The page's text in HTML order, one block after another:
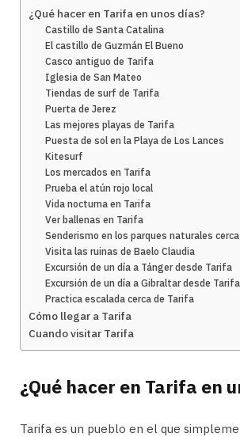
¿Qué hacer en Tarifa en unos días?
Castillo de Santa Catalina
El castillo de Guzmán El Bueno
Casco antiguo de Tarifa
Iglesia de San Mateo
Tiendas de surf de Tarifa
Puerta de Jerez
Las mejores playas de Tarifa
Puesta de sol en la Playa de Los Lances
Kitesurf
Los mercados en Tarifa
Prueba el atún rojo local
Vida nocturna en Tarifa
Ver ballenas en Tarifa
Senderismo en los parques naturales
Visita las ruinas de Baelo Claudia
Excursión de un día a Tánger desde Tarifa
Excursión de un día a Gibraltar desde Tarifa
Practica escalada cerca de Tarifa
Cómo llegar a Tarifa
Cuando visitar Tarifa
¿Qué hacer en Tarifa en
Tarifa es un pueblo en el que